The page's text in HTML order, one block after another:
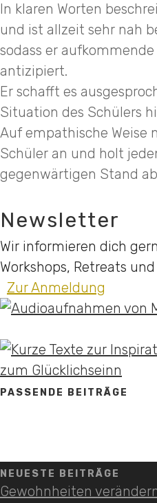
In klaren Worten
und ist allzeit sehr nah
sodass er
antizipiert.
Er schafft es
Situation des Schülers
Auf empathische Weise
Schüler an und holt
gegenwärtigen Stand
Newsletter
Wir informieren dich
Workshops, Retreats
Zur Anmeldung
PASSENDE BEITRÄGE
NEUESTE BEITRÄGE
Gewohnheiten